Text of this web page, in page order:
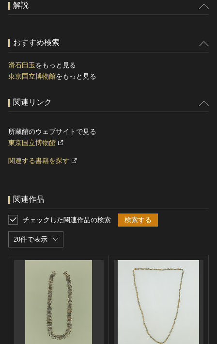
解説
おすすめ検索
滑石臼玉 をもっと見る
東京国立博物館をもっと見る
関連リンク
所蔵館のウェブサイトで見る
東京国立博物館
関連する書籍を探す
関連作品
20件で表示
チェックした関連作品の検索 検索する